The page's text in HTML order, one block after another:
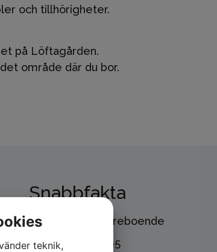
och tillhörigheter.
på Löftagården.
område där du bor.
Snabbfakta
Äldreboende
Byggår:
1965
teknik,